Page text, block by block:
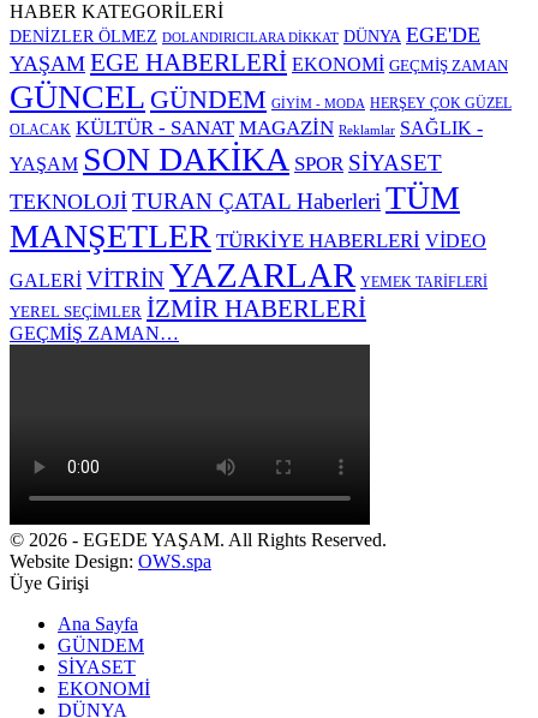
HABER KATEGORİLERİ
DENİZLER ÖLMEZ DOLANDIRICILARA DİKKAT DÜNYA EGE'DE
YAŞAM EGE HABERLERİ EKONOMİ GEÇMİŞ ZAMAN
GÜNCEL GÜNDEM GİYİM - MODA HERŞEY ÇOK GÜZEL
OLACAK KÜLTÜR - SANAT MAGAZİN Reklamlar SAĞLIK -
YAŞAM SON DAKİKA SPOR SİYASET
TEKNOLOJİ TURAN ÇATAL Haberleri TÜM
MANŞETLER TÜRKİYE HABERLERİ VİDEO
GALERİ VİTRİNYAZARLAR YEMEK TARİFLERİ
YEREL SEÇİMLER İZMİR HABERLERİ
GEÇMİŞ ZAMAN…
© 2026 - EGEDE YAŞAM. All Rights Reserved.
Website Design: OWS.spa
Üye Girişi
Ana Sayfa
GÜNDEM
SİYASET
EKONOMİ
DÜNYA